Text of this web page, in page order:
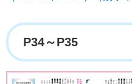
P34～P35